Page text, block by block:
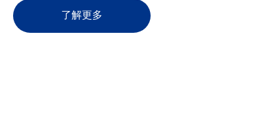
了解更多